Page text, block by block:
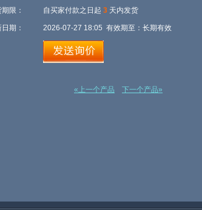
限： 自买家付款之日起 3 天内发货
期： 2026-07-27 18:05 有效期至：长期有效
«上一个产品 下一个产品»